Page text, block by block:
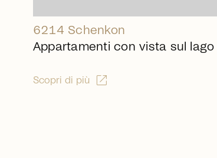
6214 Schenkon
Appartamenti con vista sul lago
Scopri di più open_in_new